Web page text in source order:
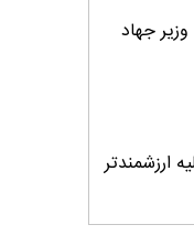
جهاد
ارزشمندتر